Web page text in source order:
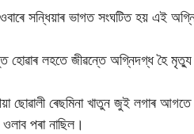
সন্ধিয়াৰ ভাগত সংঘটিত হয় এই
লহতে জীৱন্তে অগ্নিদগ্ধ হৈ মৃত্যু
ছোৱালী ৰেছমিনা খাতুন জুই
পৰা নাছিল।